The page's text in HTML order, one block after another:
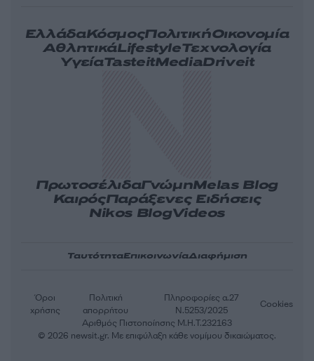
ΕλλάδαΚόσμοςΠολιτικήΟικονομία
ΑθλητικάLifestyleΤεχνολογία
ΥγείαTasteitMediaDriveit
ΠρωτοσέλιδαΓνώμηMelas Blog
ΚαιρόςΠαράξενες Ειδήσεις
Nikos BlogVideos
ΤαυτότηταΕπικοινωνίαΔιαφήμιση
Αριθμός Πιστοποίησης Μ.Η.Τ.232163
Όροι
χρήσης
Πολιτική
απορρήτου
Πληροφορίες α.27
Ν.5253/2025
Cookies
© 2026 newsit.gr. Με επιφύλαξη κάθε νομίμου δικαιώματος.